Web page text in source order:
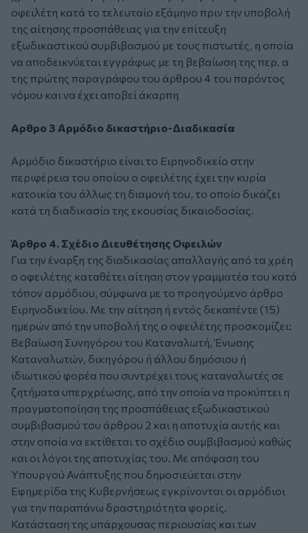
οφειλέτη κατά το τελευταίο εξάμηνο πριν την υποβολή
της αίτησης προσπάθειας για την επίτευξη
εξωδικαστικού συμβιβασμού με τους πιστωτές, η οποία
να αποδεικνύεται εγγράφως με τη βεβαίωση της περ. α
της πρώτης παραγράφου του άρθρου 4 του παρόντος
νόμου και να έχει αποβεί άκαρπη
Αρθρο 3 Αρμόδιο δικαστήριο-Διαδικασία
Αρμόδιο δικαστήριο είναι το Ειρηνοδικείο στην
περιφέρεια του οποίου ο οφειλέτης έχει την κυρία
κατοικία του άλλως τη διαμονή του, το οποίο δικάζει
κατά τη διαδικασία της εκουσίας δικαιοδοσίας.
Άρθρο 4. Σχέδιο Διευθέτησης Οφειλών
Για την έναρξη της διαδικασίας απαλλαγής από τα χρέη
ο οφειλέτης καταθέτει αίτηση στον γραμματέα του κατά
τόπον αρμόδιου, σύμφωνα με το προηγούμενο άρθρο
Ειρηνοδικείου. Με την αίτηση ή εντός δεκαπέντε (15)
ημερών από την υποβολή της ο οφειλέτης προσκομίζει:
Βεβαίωση Συνηγόρου του Καταναλωτή, Ένωσης
Καταναλωτών, δικηγόρου ή άλλου δημόσιου ή
ιδιωτικού φορέα που συντρέχει τους καταναλωτές σε
ζητήματα υπερχρέωσης, από την οποία να προκύπτει η
πραγματοποίηση της προσπάθειας εξωδικαστικού
συμβιβασμού του άρθρου 2 και η αποτυχία αυτής και
στην οποία να εκτίθεται το σχέδιο συμβιβασμού καθώς
και οι λόγοι της αποτυχίας του. Με απόφαση του
Υπουργού Ανάπτυξης που δημοσιεύεται στην
Εφημερίδα της Κυβερνήσεως εγκρίνονται οι αρμόδιοι
για την παραπάνω δραστηριότητα φορείς.
Κατάσταση της υπάρχουσας περιουσίας και των